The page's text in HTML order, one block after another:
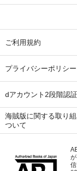
ご利用規約
プライバシーポリシー
dアカウント2段階認
海賊版に関する取り
ついて